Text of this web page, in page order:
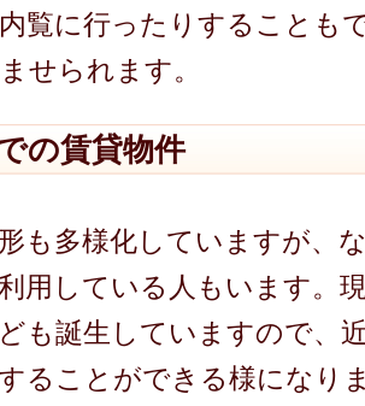
覧に行ったりすることも
せられます。
の賃貸物件
も多様化していますが、
用している人もいます。
も誕生していますので、
ることができる様になり